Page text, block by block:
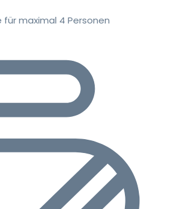
maximal 4 Personen